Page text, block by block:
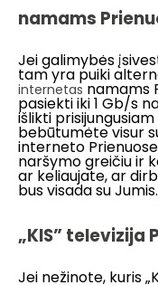
namams
Jei galimybės
tam yra puiki
internetas namams
pasiekti iki 1 Gb/s
išlikti
bebūtumėte visur
interneto
naršymo greičiu ir
ar keliaujate, ar
bus visada su Jumis.
„KIS” televizija
Jei nežinote, kuris